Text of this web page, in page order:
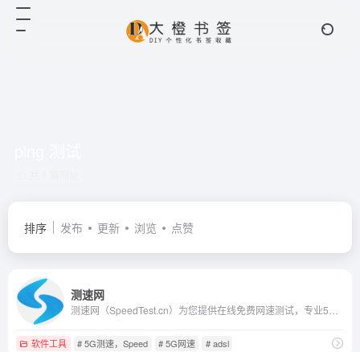
排序 发布 更新 浏览 点赞
测速网
软件工具 # 5G测速，Speed # 5G网速 # adsl